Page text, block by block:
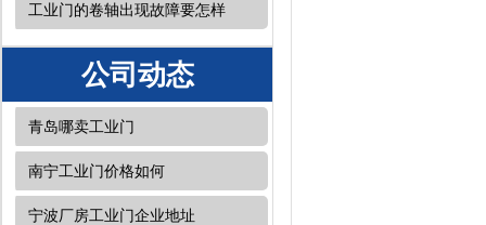
工业门的卷轴出现故障要怎样
公司动态
青岛哪卖工业门
南宁工业门价格如何
宁波厂房工业门企业地址